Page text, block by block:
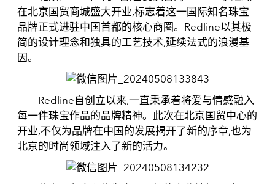
在北京国贸商城盛大开业,标志着这一国际知名珠宝
品牌正式进驻中国首都的核心商圈。Redline以其极
简的设计理念和独具的工艺技术,延续法式的浪漫基
因。
Redline自创立以来,一直秉承着将爱与情感融入
每一件珠宝作品的品牌精神。此次在北京国贸中心的
开业,不仅为品牌在中国的发展揭开了新的序章,也为
北京的时尚领域注入了新的活力。